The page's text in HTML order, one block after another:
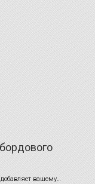
добавляет вашему